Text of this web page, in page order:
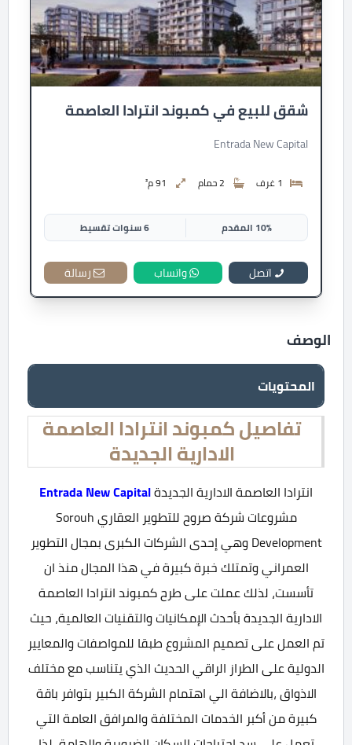
شقق للبيع في كمبوند انترادا العاصمة
Entrada New Capital
1 غرف 2 حمام 91 م²
10% المقدم 6 سنوات تقسيط
اتصل واتساب رسالة
الوصف
المحتويات
تفاصيل كمبوند انترادا العاصمة
الادارية الجديدة
انترادا العاصمة الادارية الجديدةEntrada New Capital
مشروعات شركة صروح للتطوير العقاري Sorouh
Development وهي إحدى الشركات الكبرى بمجال التطوير
العمراني وتمتلك خبرة كبيرة في هذا المجال منذ ان
تأسست، لذلك عملت على طرح كمبوند انترادا العاصمة
الادارية الجديدة بأحدث الإمكانيات والتقنيات العالمية، حيث
تم العمل على تصميم المشروع طبقا للمواصفات والمعايير
الدولية على الطراز الراقي الحديث الذي يتناسب مع مختلف
الاذواق ،بالاضافة الي اهتمام الشركة الكبير بتوافر باقة
كبيرة من أكبر الخدمات المختلفة والمرافق العامة التي